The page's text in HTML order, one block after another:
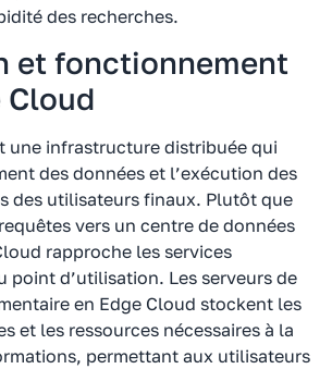
des recherches.
et fonctionnement
Cloud
une infrastructure distribuée qui
des données et l’exécution des
des utilisateurs finaux. Plutôt que
vers un centre de données
rapproche les services
point d’utilisation. Les serveurs de
en Edge Cloud stockent les
et les ressources nécessaires à la
permettant aux utilisateurs